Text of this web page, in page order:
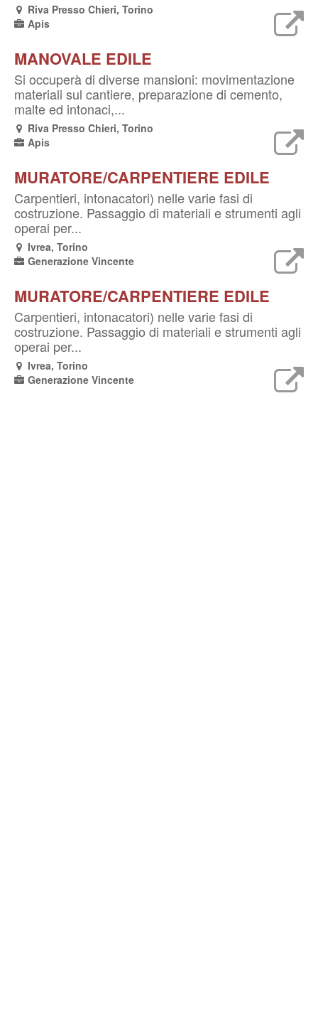
Riva Presso Chieri, Torino
Apis
MANOVALE EDILE
Si occuperà di diverse mansioni: movimentazione
materiali sul cantiere, preparazione di cemento,
malte ed intonaci,...
Riva Presso Chieri, Torino
Apis
MURATORE/CARPENTIERE EDILE
Carpentieri, intonacatori) nelle varie fasi di
costruzione. Passaggio di materiali e strumenti agli
operai per...
Ivrea, Torino
Generazione Vincente
MURATORE/CARPENTIERE EDILE
Carpentieri, intonacatori) nelle varie fasi di
costruzione. Passaggio di materiali e strumenti agli
operai per...
Ivrea, Torino
Generazione Vincente